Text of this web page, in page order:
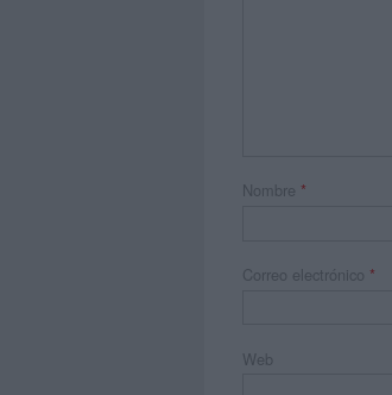
Nombre *
Correo electrónico *
Web